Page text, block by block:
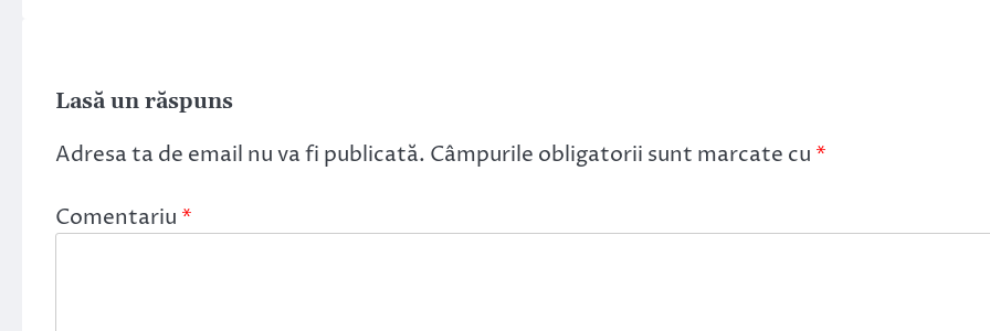
Lasă un răspuns
Adresa ta de email nu va fi publicată. Câmpurile obligatorii sunt marcate cu *
Comentariu *